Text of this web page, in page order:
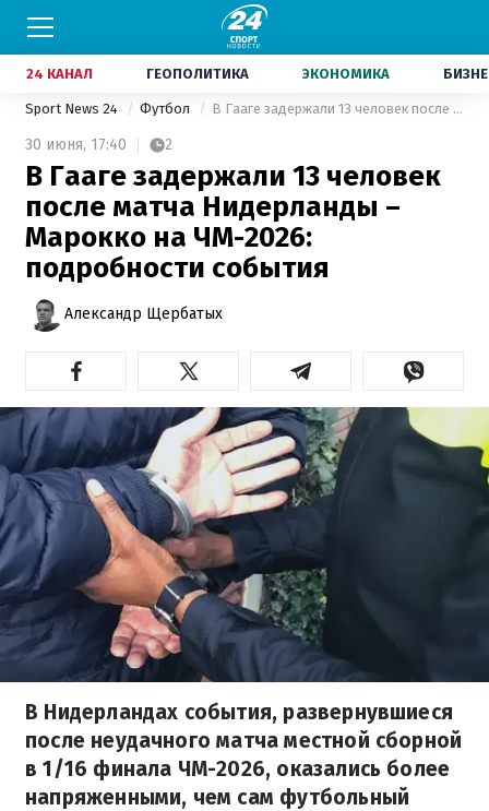
24 КАНАЛ ГЕОПОЛИТИКА ЭКОНОМИКА
Sport News 24 Футбол В Гааге задержали 13 человек после матча Нидерланды – Марокко на ЧМ-2026: подробности события
30 июня, 17:40 2
В Гааге задержали 13 человек
после матча Нидерланды –
Марокко на ЧМ-2026:
подробности события
Александр Щербатых
В Нидерландах события, развернувшиеся
после неудачного матча местной сборной
в 1/16 финала ЧМ-2026, оказались более
напряженными, чем сам футбольный